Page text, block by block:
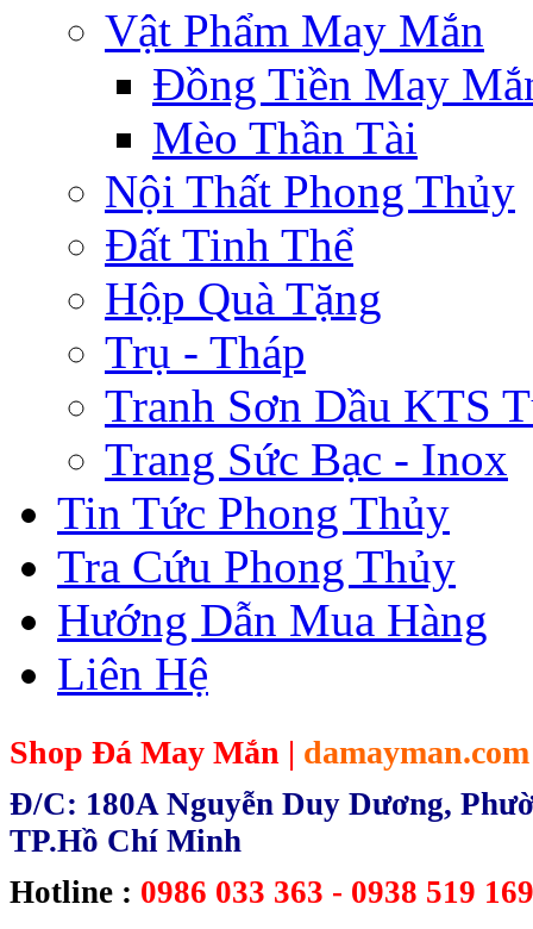
Vật Phẩm May Mắn
Đồng Tiền May
Mèo Thần Tài
Nội Thất Phong Thủy
Đất Tinh Thể
Hộp Quà Tặng
Trụ - Tháp
Tranh Sơn Dầu KTS
Trang Sức Bạc - Inox
Tin Tức Phong Thủy
Tra Cứu Phong Thủy
Hướng Dẫn Mua Hàng
Liên Hệ
Shop Đá May Mắn | damayman.com
Đ/C: 180A Nguyễn Duy Dương,
TP.Hồ Chí Minh
Hotline : 0986 033 363 - 0938 519